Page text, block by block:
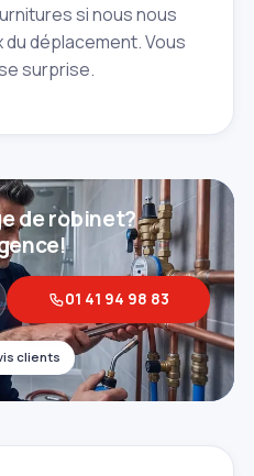
si nous nous
déplacement. Vous
surprise.
clients
de robinet?
01 41 94 98 83